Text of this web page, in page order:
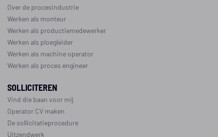
Over de procesindustrie
Werken als monteur
Werken als productiemedewerker
Werken als ploegleider
Werken als machine operator
Werken als proces engineer
SOLLICITEREN
Vind die baan voor mij
Operator CV maken
De sollicitatieprocedure
Uitzendwerk